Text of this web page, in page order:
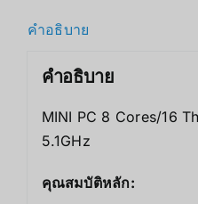
คำอธิบาย
คำอธิบาย
MINI PC 8 Cores/16
5.1GHz
คุณสมบัติหลัก: